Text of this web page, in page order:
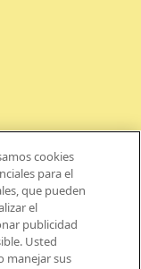
cookies
para el
que pueden
el
publicidad
Usted
manejar sus